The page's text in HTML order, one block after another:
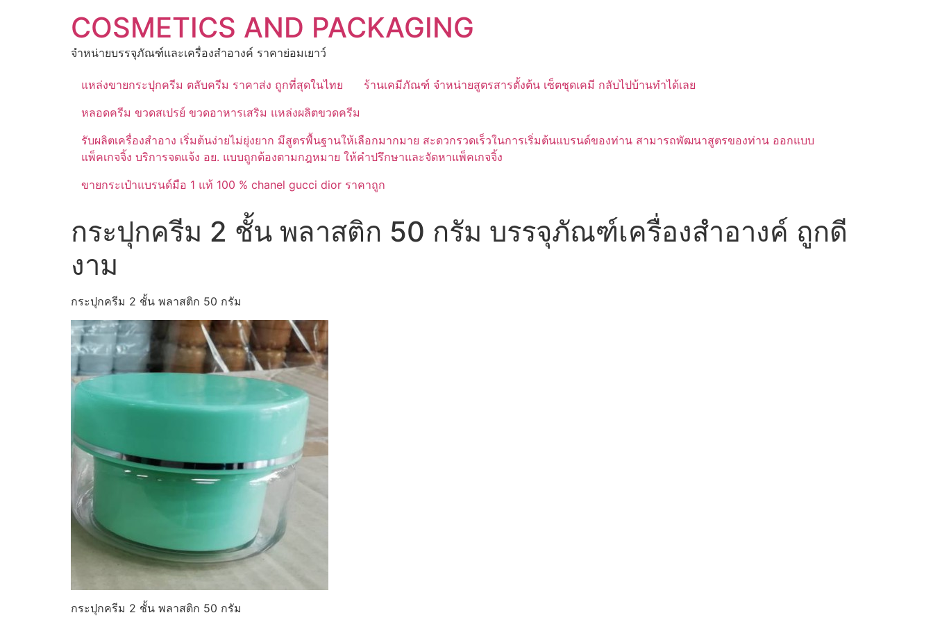
COSMETICS AND PACKAGING
จำหน่ายบรรจุภัณฑ์และเครื่องสำอางค์ ราคาย่อมเยาว์
แหล่งขายกระปุกครีม ตลับครีม ราคาส่ง ถูกที่สุดในไทย
ร้านเคมีภัณฑ์ จำหน่ายสูตรสารตั้งต้น เซ็ตชุดเคมี กลับไปบ้านทำได้เลย
หลอดครีม ขวดสเปรย์ ขวดอาหารเสริม แหล่งผลิตขวดครีม
รับผลิตเครื่องสำอาง เริ่มต้นง่ายไม่ยุ่งยาก มีสูตรพื้นฐานให้เลือกมากมาย สะดวกรวดเร็วในการเริ่มต้นแบรนด์ของท่าน สามารถพัฒนาสูตรของท่าน ออกแบบ
แพ็คเกจจิ้ง บริการจดแจ้ง อย. แบบถูกต้องตามกฎหมาย ให้คำปรึกษาและจัดหาแพ็คเกจจิ้ง
ขายกระเป๋าแบรนด์มือ 1 แท้ 100 % chanel gucci dior ราคาถูก
กระปุกครีม 2 ชั้น พลาสติก 50 กรัม บรรจุภัณฑ์เครื่องสำอางค์ ถูกดี
งาม
กระปุกครีม 2 ชั้น พลาสติก 50 กรัม
กระปุกครีม 2 ชั้น พลาสติก 50 กรัม